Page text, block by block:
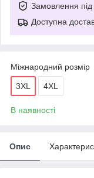
Замовлення під
Доступна
Міжнародний розмір
3XL 4XL
В наявності
Опис